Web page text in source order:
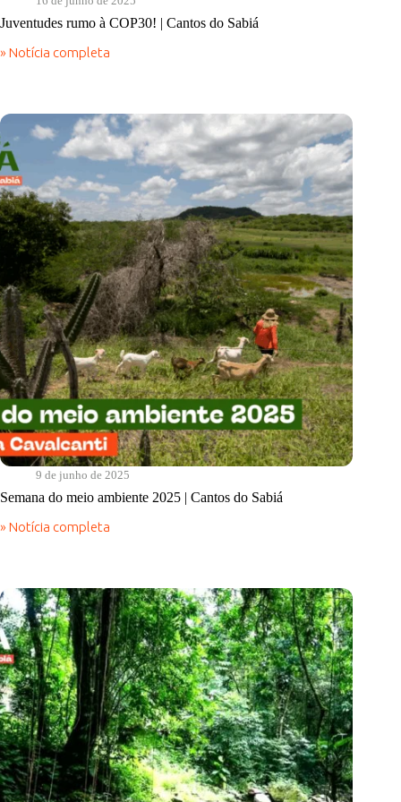
Juventudes rumo à COP30! | Cantos do Sabiá
» Notícia completa
Juventudes
|
Cantos
do
Sabiá
9 de junho de 2025
Semana do meio ambiente 2025 | Cantos do Sabiá
» Notícia completa
Semana
2025
|
Cantos
do
Sabiá